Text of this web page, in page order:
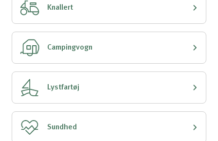
Knallert
Campingvogn
Lystfartøj
Sundhed